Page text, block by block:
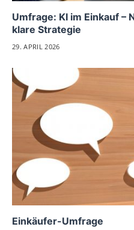
Umfrage: KI im Einkauf –
klare Strategie
29. APRIL 2026
Einkäufer-Umfrage